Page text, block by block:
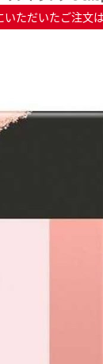
だいたご注文